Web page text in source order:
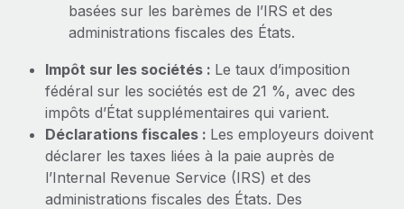
basées sur les barèmes de l’IRS et des
administrations fiscales des États.
Impôt sur les sociétés : Le taux d’imposition
fédéral sur les sociétés est de 21 %, avec des
impôts d’État supplémentaires qui varient.
Déclarations fiscales : Les employeurs doivent
déclarer les taxes liées à la paie auprès de
l’Internal Revenue Service (IRS) et des
administrations fiscales des États. Des